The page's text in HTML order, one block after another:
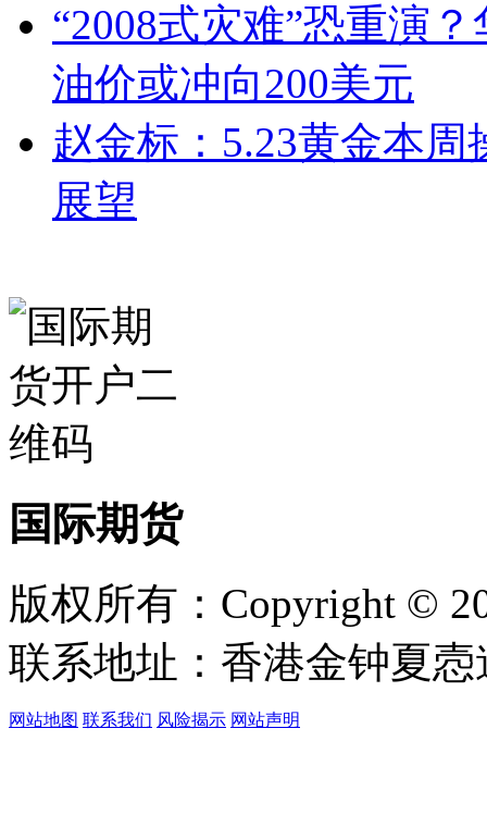
“2008式灾难”恐重演
油价或冲向200美元
赵金标：5.23黄金本
展望
国际期货
版权所有：Copyright ©
联系地址：香港金钟夏
网站地图 联系我们 风险揭示 网站声明